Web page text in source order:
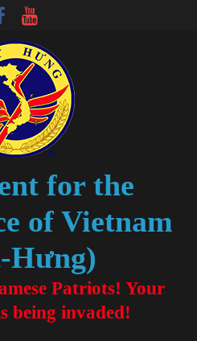
for the
of Vietnam
Hưng)
Patriots! Your
being invaded!